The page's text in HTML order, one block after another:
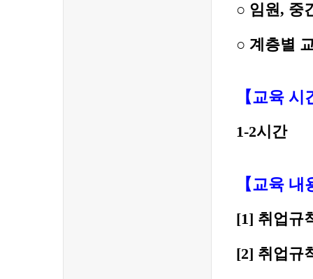
○ 임원, 중
○ 계층별
【교육 시
1-2시간
【교육 내
[1] 취업규
[2] 취업규